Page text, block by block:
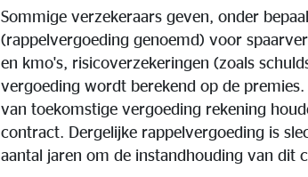
Sommige verzekeraars geven, onder
(rappelvergoeding genoemd) voor
en kmo's, risicoverzekeringen (zoals
vergoeding wordt berekend op de premies.
van toekomstige vergoeding rekening
contract. Dergelijke rappelvergoeding is
aantal jaren om de instandhouding van dit